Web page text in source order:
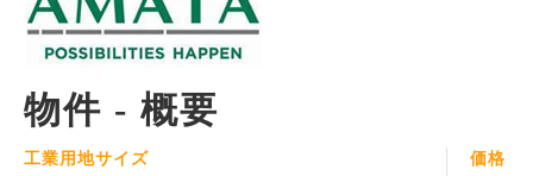
物件 - 概要
工業用地サイズ 価格